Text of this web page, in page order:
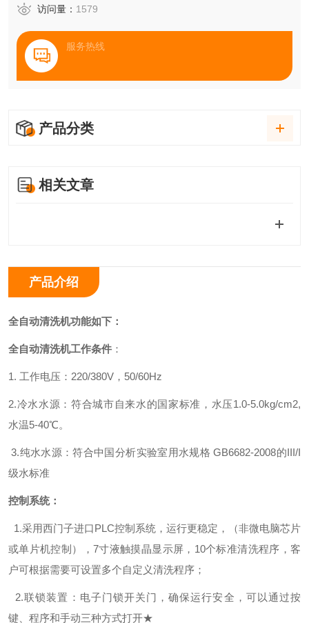
访问量： 1579
服务热线
产品分类
相关文章
产品介绍
全自动清洗机功能如下：
全自动清洗机工作条件 ：
1. 工作电压：220/380V，50/60Hz
2.冷水水源：符合城市自来水的国家标准，水压1.0-5.0kg/cm2,
水温5-40℃。
3.纯水水源：符合中国分析实验室用水规格 GB6682-2008的III/I
级水标准
控制系统：
1.采用西门子进口PLC控制系统，运行更稳定，（非微电脑芯片
或单片机控制），7寸液触摸晶显示屏，10个标准清洗程序，客
户可根据需要可设置多个自定义清洗程序；
2.联锁装置：电子门锁开关门，确保运行安全，可以通过按
键、程序和手动三种方式打开★